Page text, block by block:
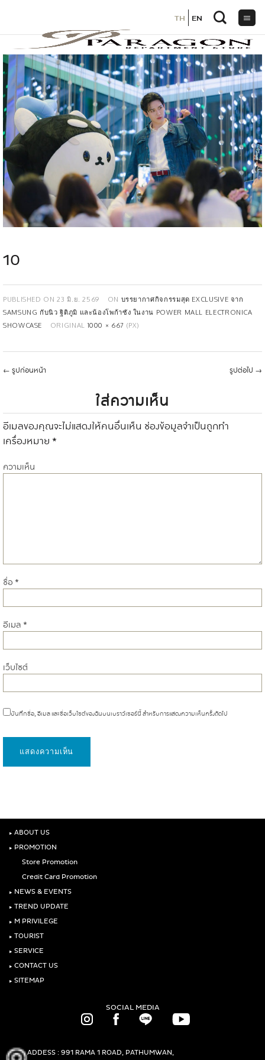
ยัง
เนื้อหา
10
PUBLISHED ON 23 มิ.ย. 2569 ON บรรยากาศกิจกรรมสุด EXCLUSIVE จาก
SAMSUNG กับนิว ฐิติภูมิ และน้องโพก้าซัง ในงาน POWER MALL ELECTRONICA
SHOWCASE
ORIGINAL 1000 × 667 (PX)
← รูปก่อนหน้า รูปต่อไป →
ใส่ความเห็น
อีเมลของคุณจะไม่แสดงให้คนอื่นเห็น ช่องข้อมูลจำเป็นถูกทำ
เครื่องหมาย *
ความเห็น
ชื่อ *
อีเมล *
เว็บไซต์
บันทึกชื่อ, อีเมล และชื่อเว็บไซต์ของฉันบนเบราว์เซอร์นี้ สำหรับการแสดงความเห็นครั้งถัดไป
‣ ABOUT US
‣ PROMOTION
Store Promotion
Credit Card Promotion
‣ NEWS & EVENTS
‣ TREND UPDATE
‣ M PRIVILEGE
‣ TOURIST
‣ SERVICE
‣ CONTACT US
‣ SITEMAP
SOCIAL MEDIA
ADDESS : 991 RAMA 1 ROAD, PATHUMWAN,
TH EN
TH EN